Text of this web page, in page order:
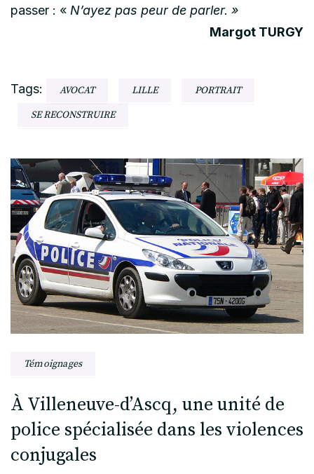
passer : « N’ayez pas peur de parler. »
Margot TURGY
Tags: AVOCAT LILLE
PORTRAIT
SE RECONSTRUIRE
Post
Navigation
Témoignages
À Villeneuve-d’Ascq, une unité de
police spécialisée dans les violences
conjugales